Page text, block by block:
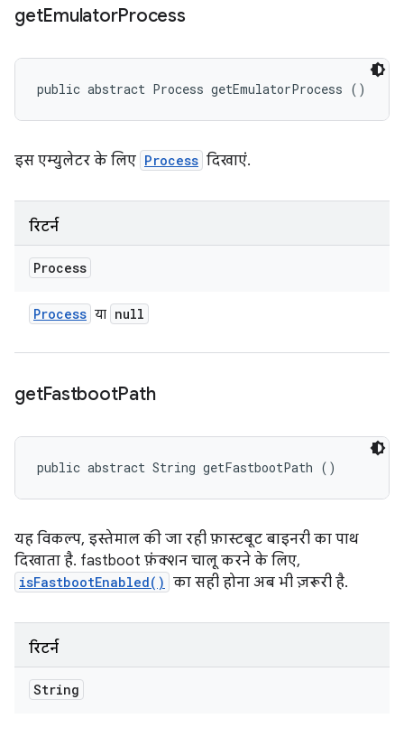
getEmulatorProcess
public abstract Process getEmulatorProcess ()
इस एम्युलेटर के लिए Process दिखाएं.
रिटर्न
Process
Process या null
getFastbootPath
public abstract String getFastbootPath ()
यह विकल्प, इस्तेमाल की जा रही फ़ास्टबूट बाइनरी का पाथ
दिखाता है. fastboot फ़ंक्शन चालू करने के लिए,
isFastbootEnabled() का सही होना अब भी ज़रूरी है.
रिटर्न
String